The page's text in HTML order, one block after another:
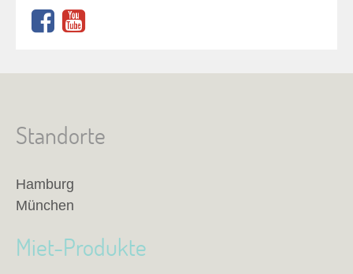
Standorte
Hamburg
München
Miet-Produkte